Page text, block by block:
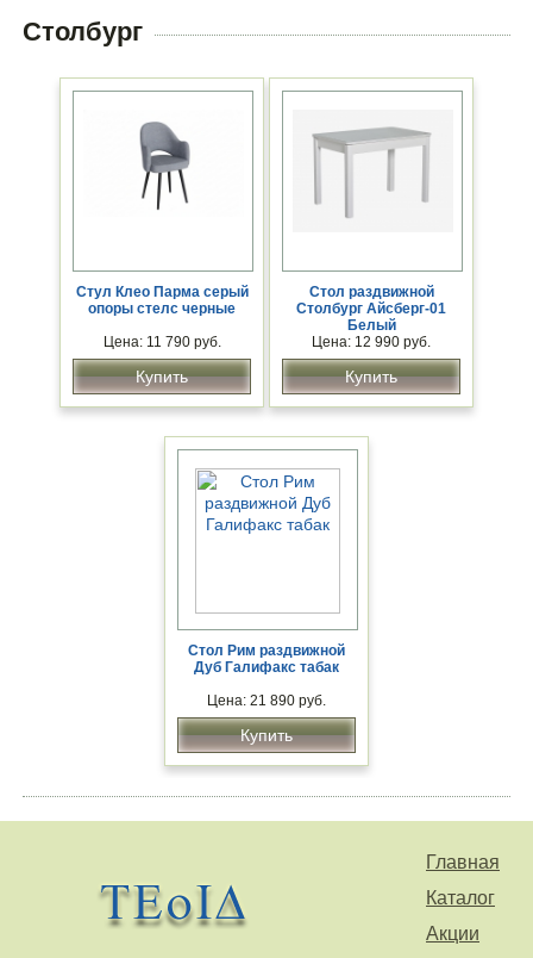
Столбург
Стул Клео Парма серый
опоры стелс черные
Цена: 11 790 руб.
Купить
Стол раздвижной
Столбург Айсберг-01
Белый
Цена: 12 990 руб.
Купить
Стол Рим раздвижной
Дуб Галифакс табак
Цена: 21 890 руб.
Купить
Главная
Каталог
Акции